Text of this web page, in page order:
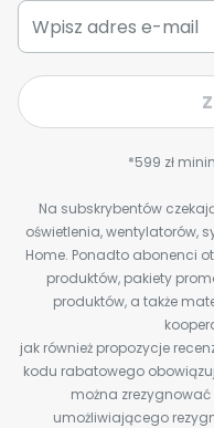
*599 zł
Na subskrybentów
oświetlenia, wentylatorów,
Home. Ponadto abonenci
produktów, pakiety
produktów, a także
jak również propozycje
kodu rabatowego
można
umożliwiającego